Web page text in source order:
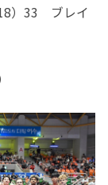
）33 ブレイ